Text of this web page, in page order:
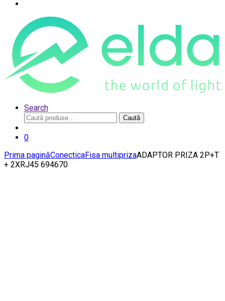
Search
Caută
după:
Caută
0
Prima paginăConecticaFisa multiprizaADAPTOR PRIZA 2P+T
+ 2XRJ45 694670